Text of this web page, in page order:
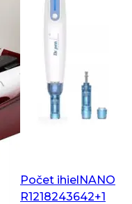
Počet ihielNANO
R1218243642+1